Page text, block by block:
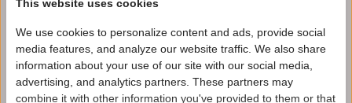
ProductomschrijvingNu 15% korting
This website uses cookies
We use cookies to personalize content and ads, provide social
media features, and analyze our website traffic. We also share
information about your use of our site with our social media,
advertising, and analytics partners. These partners may
combine it with other information you've provided to them or that